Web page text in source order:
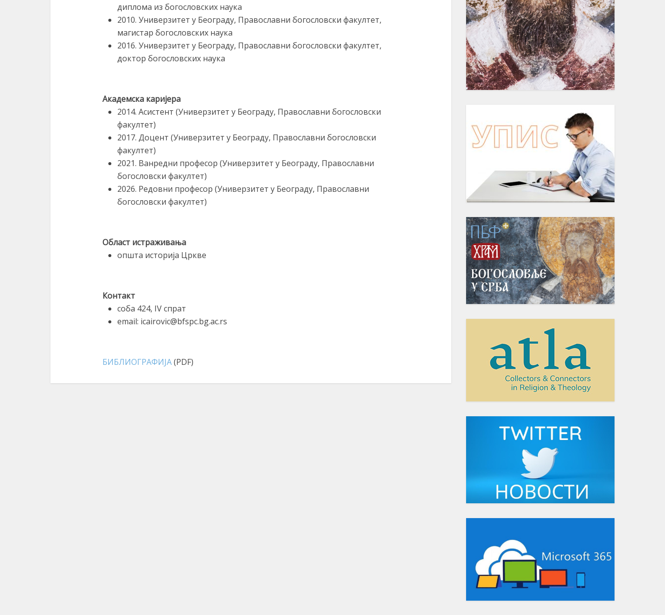
диплома из богословских наука
2010. Универзитет у Београду, Православни богословски факултет,
магистар богословских наука
2016. Универзитет у Београду, Православни богословски факултет,
доктор богословских наука
Академска каријера
2014. Асистент (Универзитет у Београду, Православни богословски
факултет)
2017. Доцент (Универзитет у Београду, Православни богословски
факултет)
2021. Ванредни професор (Универзитет у Београду, Православни
богословски факултет)
2026. Редовни професор (Универзитет у Београду, Православни
богословски факултет)
Област истраживања
oпшта историја Цркве
Контакт
соба 424, IV спрат
email: icairovic@bfspc.bg.ac.rs
БИБЛИОГРАФИЈА(PDF)